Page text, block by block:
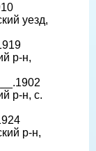
уезд,
р-н,
р-н, с.
р-н,